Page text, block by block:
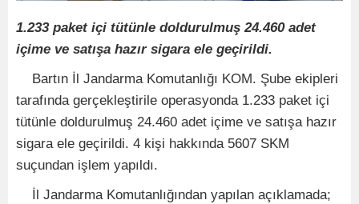
1.233 paket içi tütünle doldurulmuş 24.460 adet
içime ve satışa hazır sigara ele geçirildi.
Bartın İl Jandarma Komutanlığı KOM. Şube ekipleri
tarafında gerçekleştirile operasyonda 1.233 paket içi
tütünle doldurulmuş 24.460 adet içime ve satışa hazır
sigara ele geçirildi. 4 kişi hakkında 5607 SKM
suçundan işlem yapıldı.
İl Jandarma Komutanlığından yapılan açıklamada;